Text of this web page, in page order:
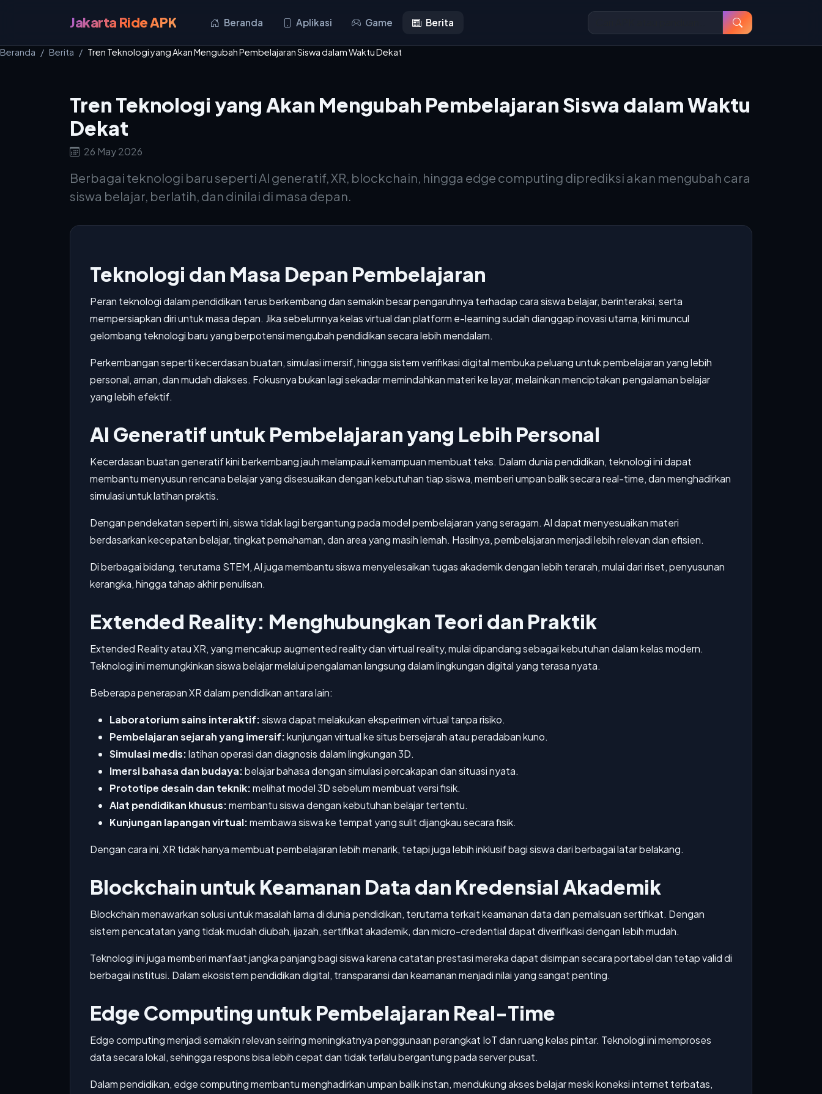
Jakarta Ride APK Beranda Aplikasi Game Berita
Beranda Berita Tren Teknologi yang Akan Mengubah Pembelajaran Siswa dalam Waktu Dekat
Tren Teknologi yang Akan Mengubah Pembelajaran Siswa dalam Waktu
Dekat
26 May 2026
Berbagai teknologi baru seperti AI generatif, XR, blockchain, hingga edge computing diprediksi akan mengubah cara
siswa belajar, berlatih, dan dinilai di masa depan.
Teknologi dan Masa Depan Pembelajaran
Peran teknologi dalam pendidikan terus berkembang dan semakin besar pengaruhnya terhadap cara siswa belajar, berinteraksi, serta
mempersiapkan diri untuk masa depan. Jika sebelumnya kelas virtual dan platform e-learning sudah dianggap inovasi utama, kini muncul
gelombang teknologi baru yang berpotensi mengubah pendidikan secara lebih mendalam.
Perkembangan seperti kecerdasan buatan, simulasi imersif, hingga sistem verifikasi digital membuka peluang untuk pembelajaran yang lebih
personal, aman, dan mudah diakses. Fokusnya bukan lagi sekadar memindahkan materi ke layar, melainkan menciptakan pengalaman belajar
yang lebih efektif.
AI Generatif untuk Pembelajaran yang Lebih Personal
Kecerdasan buatan generatif kini berkembang jauh melampaui kemampuan membuat teks. Dalam dunia pendidikan, teknologi ini dapat
membantu menyusun rencana belajar yang disesuaikan dengan kebutuhan tiap siswa, memberi umpan balik secara real-time, dan menghadirkan
simulasi untuk latihan praktis.
Dengan pendekatan seperti ini, siswa tidak lagi bergantung pada model pembelajaran yang seragam. AI dapat menyesuaikan materi
berdasarkan kecepatan belajar, tingkat pemahaman, dan area yang masih lemah. Hasilnya, pembelajaran menjadi lebih relevan dan efisien.
Di berbagai bidang, terutama STEM, AI juga membantu siswa menyelesaikan tugas akademik dengan lebih terarah, mulai dari riset, penyusunan
kerangka, hingga tahap akhir penulisan.
Extended Reality: Menghubungkan Teori dan Praktik
Extended Reality atau XR, yang mencakup augmented reality dan virtual reality, mulai dipandang sebagai kebutuhan dalam kelas modern.
Teknologi ini memungkinkan siswa belajar melalui pengalaman langsung dalam lingkungan digital yang terasa nyata.
Beberapa penerapan XR dalam pendidikan antara lain:
Laboratorium sains interaktif:siswa dapat melakukan eksperimen virtual tanpa risiko.
Pembelajaran sejarah yang imersif:kunjungan virtual ke situs bersejarah atau peradaban kuno.
Simulasi medis:latihan operasi dan diagnosis dalam lingkungan 3D.
Imersi bahasa dan budaya:belajar bahasa dengan simulasi percakapan dan situasi nyata.
Prototipe desain dan teknik:melihat model 3D sebelum membuat versi fisik.
Alat pendidikan khusus:membantu siswa dengan kebutuhan belajar tertentu.
Kunjungan lapangan virtual:membawa siswa ke tempat yang sulit dijangkau secara fisik.
Dengan cara ini, XR tidak hanya membuat pembelajaran lebih menarik, tetapi juga lebih inklusif bagi siswa dari berbagai latar belakang.
Blockchain untuk Keamanan Data dan Kredensial Akademik
Blockchain menawarkan solusi untuk masalah lama di dunia pendidikan, terutama terkait keamanan data dan pemalsuan sertifikat. Dengan
sistem pencatatan yang tidak mudah diubah, ijazah, sertifikat akademik, dan micro-credential dapat diverifikasi dengan lebih mudah.
Teknologi ini juga memberi manfaat jangka panjang bagi siswa karena catatan prestasi mereka dapat disimpan secara portabel dan tetap valid di
berbagai institusi. Dalam ekosistem pendidikan digital, transparansi dan keamanan menjadi nilai yang sangat penting.
Edge Computing untuk Pembelajaran Real-Time
Edge computing menjadi semakin relevan seiring meningkatnya penggunaan perangkat IoT dan ruang kelas pintar. Teknologi ini memproses
data secara lokal, sehingga respons bisa lebih cepat dan tidak terlalu bergantung pada server pusat.
Dalam pendidikan, edge computing membantu menghadirkan umpan balik instan, mendukung akses belajar meski koneksi internet terbatas,